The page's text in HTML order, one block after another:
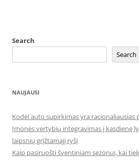
Search
Search
NAUJAUSI
Kodėl auto supirkimas yra racionaliausias
Įmonės vertybių integravimas į kasdienę
laipsnių grįžtamąjį ryšį
Kaip pasiruošti šventiniam sezonui, kai